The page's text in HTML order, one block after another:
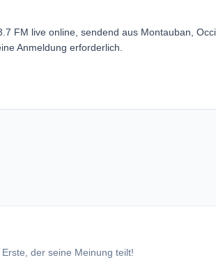
FM live online, sendend aus Montauban,
Anmeldung erforderlich.
der seine Meinung teilt!